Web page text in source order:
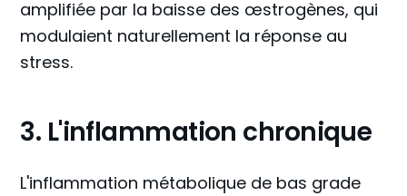
amplifiée par la baisse des œstrogènes, qui
modulaient naturellement la réponse au
stress.
3. L'inflammation chronique
L'inflammation métabolique de bas grade